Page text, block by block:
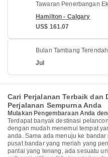
Tawaran Penerbangan
Hamilton - Calgary
US$ 161.07
Bulan Tambang Terendah
Jul
Cari Perjalanan Terbaik dan
Perjalanan Sempurna Anda
Mulakan Pengembaraan Anda
Terdapat banyak destinasi
dengan mudah menemui tempat
anda. Sama ada menuju ke
pusat bandar yang meriah yang
pantai yang tenang, ada sesuatu